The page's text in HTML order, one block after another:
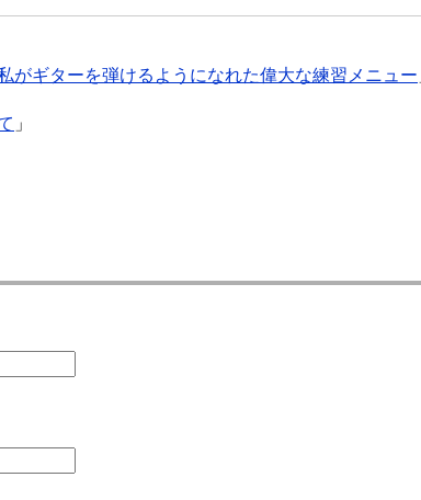
がギターを弾けるようになれた偉大な練習メニュー
」